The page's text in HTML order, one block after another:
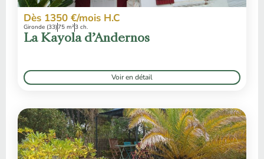
Dès 1350 €/mois H.C
Gironde (33)75 m²3 ch.
La Kayola d’Andernos
Voir en détail